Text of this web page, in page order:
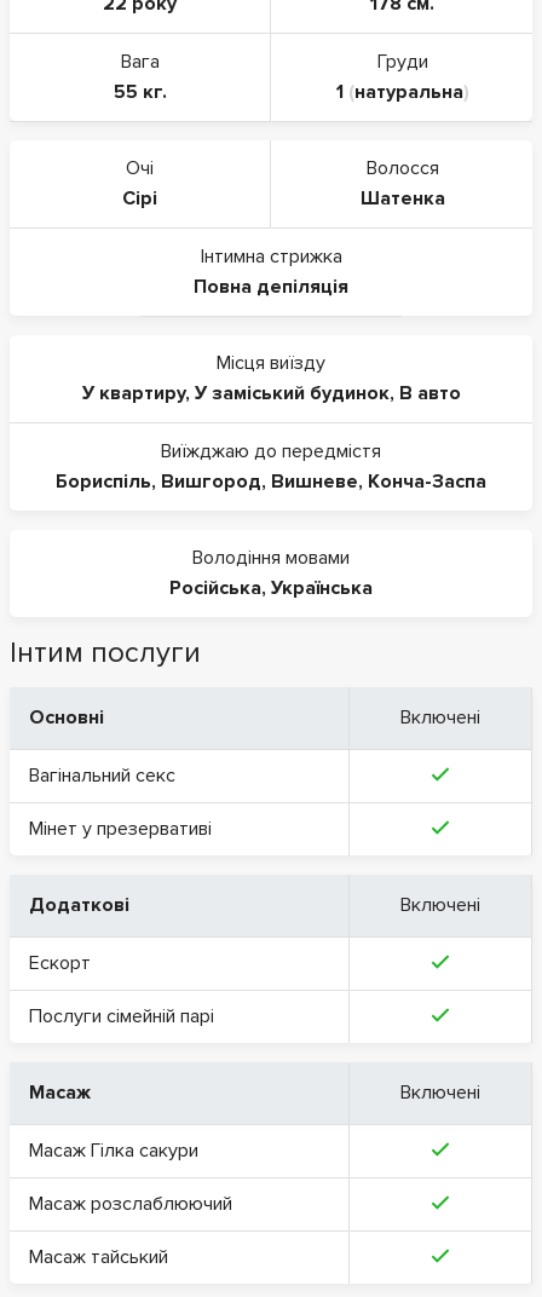
Вага
55 кг.
Груди
1(натуральна)
Очі
Сірі
Волосся
Шатенка
Інтимна стрижка
Повна депіляція
Місця виїзду
У квартиру, У заміський будинок, В авто
Виїжджаю до передмістя
Бориспіль, Вишгород, Вишневе, Конча-Заспа
Володіння мовами
Російська, Українська
Інтим послуги
Основні Включені
Вагінальний секс
Мінет у презервативі
Додаткові Включені
Ескорт
Послуги сімейній парі
Масаж Включені
Масаж Гілка сакури
Масаж розслаблюючий
Масаж тайський